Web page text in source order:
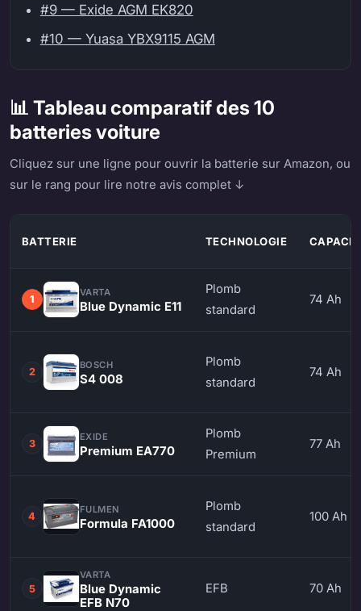
#9 — Exide AGM EK820
#10 — Yuasa YBX9115 AGM
📊 Tableau comparatif des 10
batteries voiture
Cliquez sur une ligne pour ouvrir la batterie sur Amazon, ou
sur le rang pour lire notre avis complet ↓
BATTERIE TECHNOLOGIE
1
VARTA
Blue Dynamic E11
Plomb
standard
74 Ah
2
BOSCH
S4 008
Plomb
standard
74 Ah
3
EXIDE
Premium EA770
Plomb
Premium
77 Ah
4
FULMEN
Formula FA1000
Plomb
standard
100 Ah
5
VARTA
Blue Dynamic
EFB N70
EFB 70 Ah